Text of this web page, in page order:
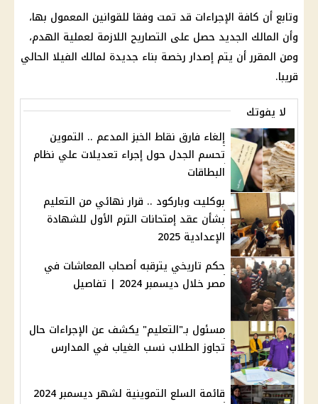
وتابع أن كافة الإجراءات قد تمت وفقا للقوانين المعمول بها،
وأن المالك الجديد حصل على التصاريح اللازمة لعملية الهدم،
ومن المقرر أن يتم إصدار رخصة بناء جديدة لمالك الفيلا الحالي
قريبا.
لا يفوتك
إلغاء فارق نقاط الخبز المدعم .. التموين
تحسم الجدل حول إجراء تعديلات علي نظام
البطاقات
بوكليت وباركود .. قرار نهائي من التعليم
بشأن عقد إمتحانات الترم الأول للشهادة
الإعدادية 2025
حكم تاريخي يترقبه أصحاب المعاشات في
مصر خلال ديسمبر 2024 | تفاصيل
مسئول بـ"التعليم" يكشف عن الإجراءات حال
تجاوز الطلاب نسب الغياب في المدارس
قائمة السلع التموينية لشهر ديسمبر 2024